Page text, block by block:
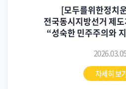
[모두를위한정치
전국동시지방선거 제
“성숙한 민주주의와
자세히 보